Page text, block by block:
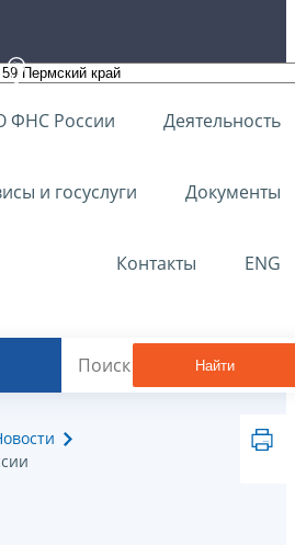
ФНС России Деятельность
и госуслуги Документы
Контакты ENG
Найти